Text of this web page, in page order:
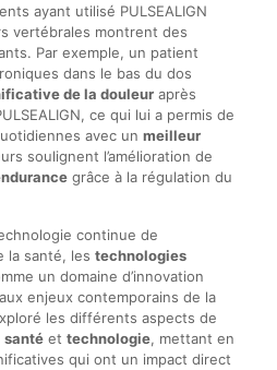
ayant utilisé PULSEALIGN
vertébrales montrent des
Par exemple, un patient
dans le bas du dos
de la douleuraprès
ce qui lui a permis de
avec un meilleur
soulignent l’amélioration de
grâce à la régulation du
continue de
la santé, les technologies
un domaine d’innovation
enjeux contemporains de la
les différents aspects de
santéet technologie, mettant en
qui ont un impact direct